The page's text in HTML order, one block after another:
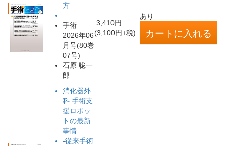
方
手術
2026年06
月号(80巻
07号)
石原 聡一
郎
3,410円
(3,100円+税)
あり
消化器外
科 手術支
援ロボッ
トの最新
事情
-従来手術